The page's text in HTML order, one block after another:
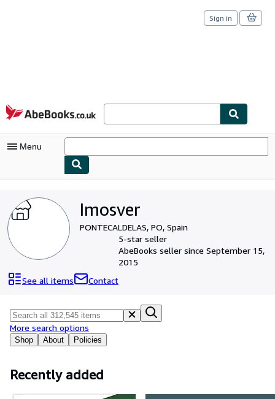
Skip to main content
AbeBooks.co.uk
Sign in
Menu
My Purchases
Advanced Search
Browse Collections
Art & Collectables
Textbooks
Start Selling
Imosver
PONTECALDELAS, PO, Spain
5-star seller
AbeBooks seller since September 15,
2015
See all items
Contact
Shop About Policies
More search options
Recently added